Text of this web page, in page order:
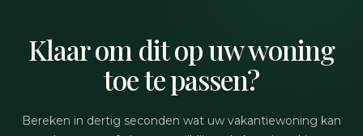
Klaar om dit op uw woning
toe te passen?
Bereken in dertig seconden wat uw vakantiewoning kan